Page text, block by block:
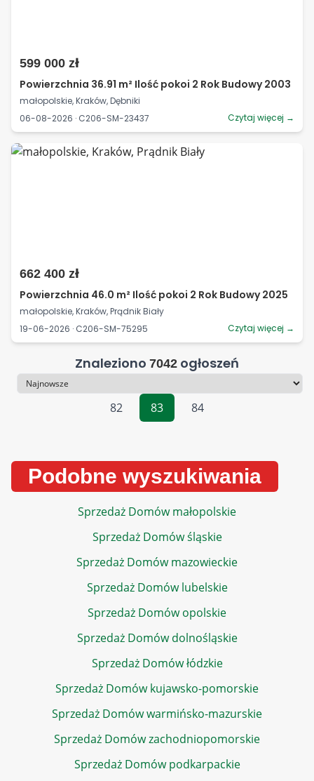
599 000 zł
Powierzchnia 36.91 m² Ilość pokoi 2 Rok Budowy 2003
małopolskie, Kraków, Dębniki
06-08-2026 · C206-SM-23437
Czytaj więcej →
662 400 zł
Powierzchnia 46.0 m² Ilość pokoi 2 Rok Budowy 2025
małopolskie, Kraków, Prądnik Biały
19-06-2026 · C206-SM-75295
Czytaj więcej →
Znaleziono 7042 ogłoszeń
Sortowanie
82
83 84
Podobne wyszukiwania
Sprzedaż Domów małopolskie
Sprzedaż Domów śląskie
Sprzedaż Domów mazowieckie
Sprzedaż Domów lubelskie
Sprzedaż Domów opolskie
Sprzedaż Domów dolnośląskie
Sprzedaż Domów łódzkie
Sprzedaż Domów kujawsko-pomorskie
Sprzedaż Domów warmińsko-mazurskie
Sprzedaż Domów zachodniopomorskie
Sprzedaż Domów podkarpackie